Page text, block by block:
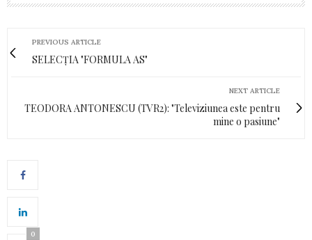
PREVIOUS ARTICLE
SELECȚIA "FORMULA AS"
NEXT ARTICLE
TEODORA ANTONESCU (TVR2): "Televiziunea este pentru
mine o pasiune"
0